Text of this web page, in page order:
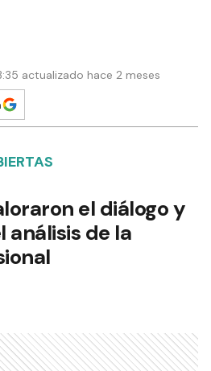
actualizado hace 2 meses
el diálogo y
análisis de la